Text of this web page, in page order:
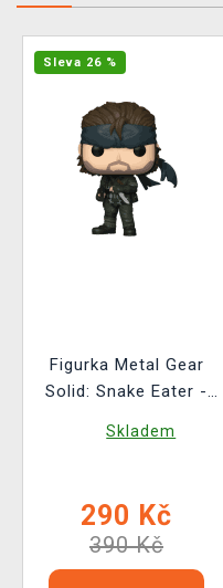
Sleva 26 %
Figurka Metal Gear
Solid: Snake Eater -
POP! Games 1053)
Skladem
290 Kč
390 Kč